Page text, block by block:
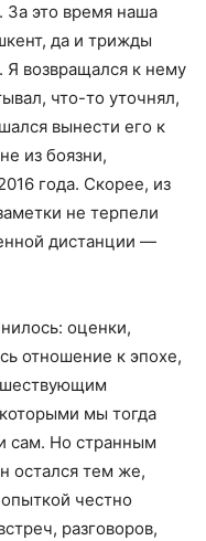
За это время наша
да и трижды
Я возвращался к нему
что-то уточнял,
вынести его к
из боязни,
года. Скорее, из
не терпели
дистанции —
оценки,
отношение к эпохе,
мы тогда
сам. Но странным
остался тем же,
честно
разговоров,